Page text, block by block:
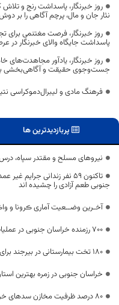
روز خبرنگار، پاسداشت رنج و
نثار جان و مال، پرچم آگاهی را بر
روز خبرنگار، فرصت مغتنمی برای
پاسداشت جایگاه والای خبرنگار در
روز خبرنگار، یادآور
جست‌وجوی حقیقت و آگاهی‌بخشی به
فرهنگ مادی و لیبرال‌دموکراسی
پربازدیدترین ها
نیروهای مسلح و مقتدر سپاه،
تاکنون ۵۹ نفر زندانی
جنوبی طعم آزادی را چشیده اند
آخـرین وضــعیت آماری ڪرونا و
۷۰۰ رزمنده خراسان جنوبی در عملیات آزادسازی خرمشهر حضور داشتند
۱۸۰ تخت بیمارستانی در بیرجند برای بیماران کرونایی به کار گرفته شد
خراسان جنوبی در زمره بهترین
۸۰ درصد ظرفیت مخازن سدهای خراسان جنوبی خالی است